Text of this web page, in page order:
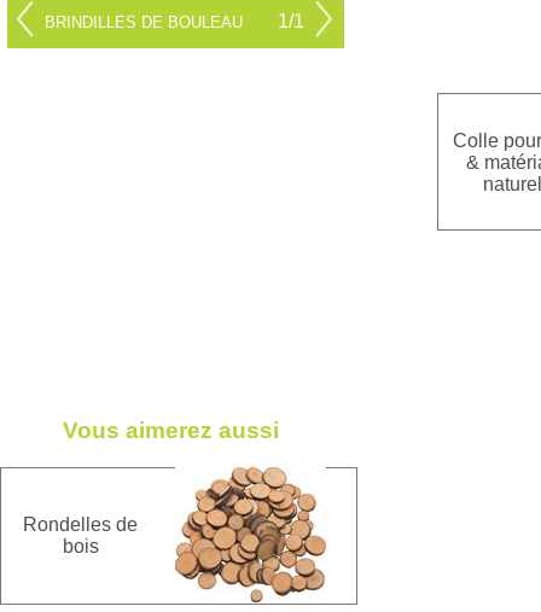
BRINDILLES DE BOULEAU 1/1
Colle
&
Vous aimerez aussi
Rondelles de
bois